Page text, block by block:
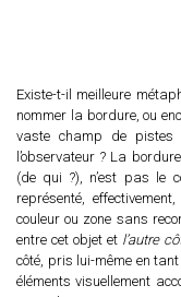
Existe-t-il meilleure
nommer la bordure, ou
vaste champ de pistes
l’observateur ? La
(de qui ?), n’est pas le
représenté,
couleur ou zone sans
entre cet objet et l’autre
côté, pris lui-même en tant
éléments visuellement